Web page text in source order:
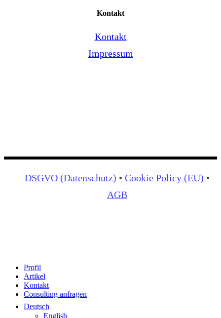
Kontakt
Kontakt
Impressum
DSGVO (Datenschutz) • Cookie Policy (EU) •
AGB
Close
Menu
Profil
Artikel
Kontakt
Consulting anfragen
Deutsch
English